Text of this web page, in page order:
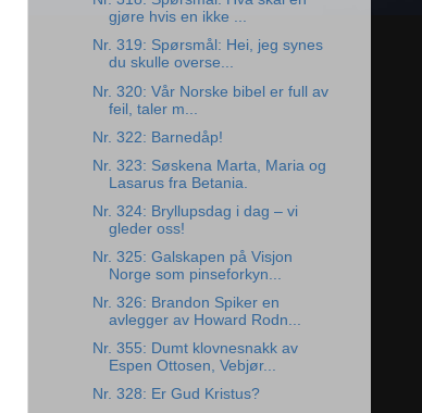
gjøre hvis en ikke ...
Nr. 319: Spørsmål: Hei, jeg synes
du skulle overse...
Nr. 320: Vår Norske bibel er full av
feil, taler m...
Nr. 322: Barnedåp!
Nr. 323: Søskena Marta, Maria og
Lasarus fra Betania.
Nr. 324: Bryllupsdag i dag – vi
gleder oss!
Nr. 325: Galskapen på Visjon
Norge som pinseforkyn...
Nr. 326: Brandon Spiker en
avlegger av Howard Rodn...
Nr. 355: Dumt klovnesnakk av
Espen Ottosen, Vebjør...
Nr. 328: Er Gud Kristus?